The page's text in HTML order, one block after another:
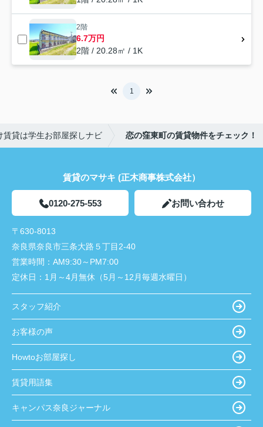
2階
6.7万円
2階 / 20.28㎡ / 1K
1
賃貸は学生お部屋探しナビ 恋の窪東町の賃貸物件をチェック！
賃貸のマサキ (正木商事株式会社）
0120-275-553 お問い合わせ
〒630-8013
奈良県奈良市三条大路５丁目2-40
営業時間： AM9:30～PM7:00
定休日： 1月～4月無休（5月～12月毎週水曜日）
スタッフ紹介
お客様の声
Howtoお部屋探し
賃貸用語集
キャンパス奈良ジャーナル